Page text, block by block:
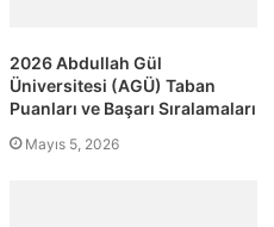
2026 Abdullah Gül
Üniversitesi (AGÜ) Taban
Puanları ve Başarı Sıralamaları
Mayıs 5, 2026